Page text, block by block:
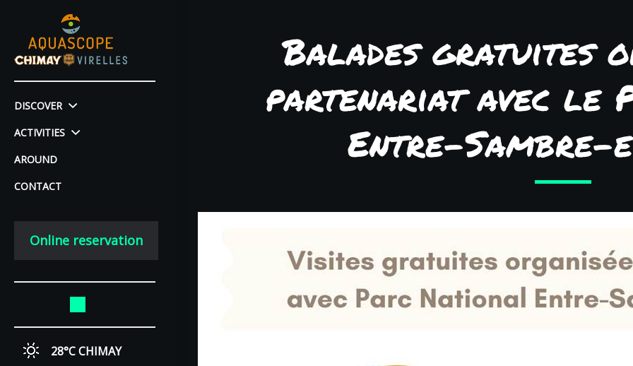
DISCOVER
ACTIVITIES
AROUND
CONTACT
Online reservation
28°CCHIMAY
Balades gratuites
partenariat avec le
Entre-Sambre-